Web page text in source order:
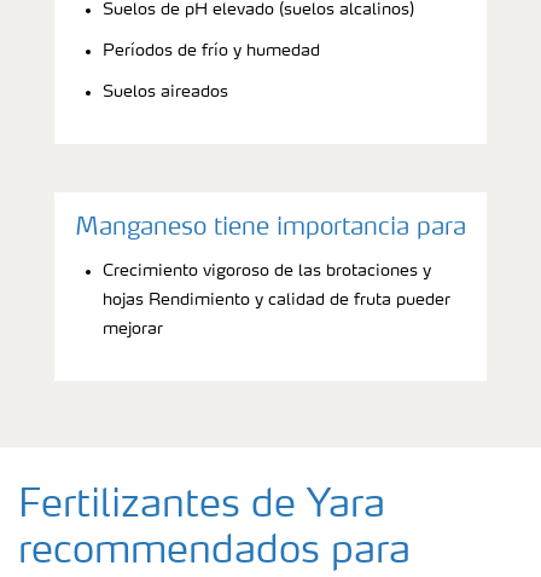
Suelos de pH elevado (suelos alcalinos)
Períodos de frío y humedad
Suelos aireados
Manganeso tiene importancia para
Crecimiento vigoroso de las brotaciones y
hojas Rendimiento y calidad de fruta pueder
mejorar
Fertilizantes de Yara
recommendados para